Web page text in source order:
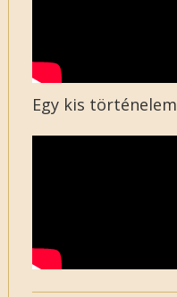
Egy kis történelem